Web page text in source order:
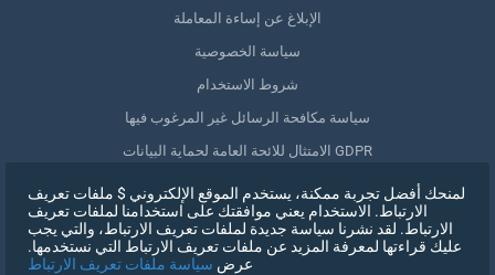
الإبلاغ عن إساءة المعاملة
سياسة الخصوصية
شروط الاستخدام
سياسة مكافحة الرسائل غير المرغوب فيها
الامتثال للائحة العامة لحماية البيانات GDPR
حذف بياناتي
سحب الموافقة
لمنحك أفضل تجربة ممكنة، يستخدم الموقع الإلكتروني $ ملفات تعريف
الارتباط. الاستخدام يعني موافقتك على استخدامنا لملفات تعريف
الارتباط. لقد نشرنا سياسة جديدة لملفات تعريف الارتباط، والتي يجب
عليك قراءتها لمعرفة المزيد عن ملفات تعريف الارتباط التي نستخدمها.
عرض سياسة ملفات تعريف الارتباط